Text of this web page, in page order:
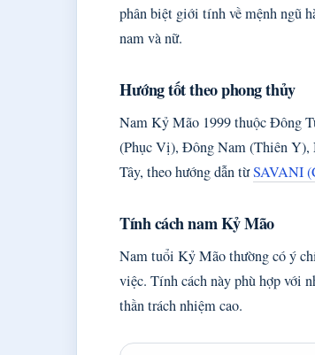
phân biệt giới tính về mệnh ngũ
nam và nữ.
Hướng tốt theo phong thủy
Nam Kỷ Mão 1999 thuộc Đông
(Phục Vị), Đông Nam (Thiên Y),
Tây, theo hướng dẫn từSAVANI
Tính cách nam Kỷ Mão
Nam tuổi Kỷ Mão thường có ý
việc. Tính cách này phù hợp với
thần trách nhiệm cao.